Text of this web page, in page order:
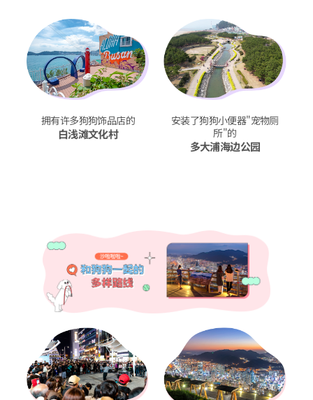
拥有许多狗狗饰品店的
白浅滩文化村
安装了狗狗小便器"宠物厕
所"的
多大浦海边公园